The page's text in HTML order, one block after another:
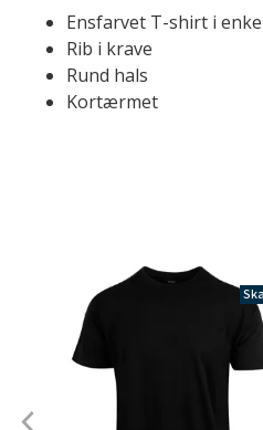
Ensfarvet T-shirt i
Rib i krave
Rund hals
Kortærmet